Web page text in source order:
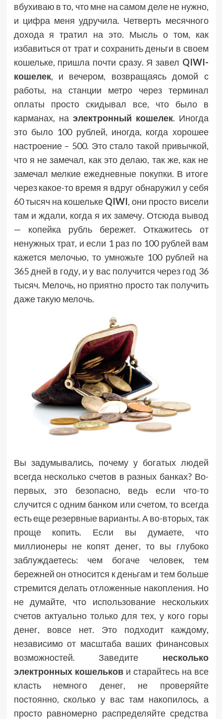
вбухиваю в то, что мне на самом деле не нужно,
и цифра меня удручила. Четверть месячного
дохода я тратил на это. Мысль о том, как
избавиться от трат и сохранить деньги в своем
кошельке, пришла почти сразу. Я завел QIWI-
кошелек, и вечером, возвращаясь домой с
работы, на станции метро через терминал
оплаты просто скидывал все, что было в
карманах, на электронный кошелек. Иногда
это было 100 рублей, иногда, когда хорошее
настроение – 500. Это стало такой привычкой,
что я не замечал, как это делаю, так же, как не
замечал мелкие ежедневные покупки. В итоге
через какое-то время я вдруг обнаружил у себя
60 тысяч на кошельке QIWI, они просто висели
там и ждали, когда я их замечу. Отсюда вывод
— копейка рубль бережет. Откажитесь от
ненужных трат, и если 1 раз по 100 рублей вам
кажется мелочью, то умножьте 100 рублей на
365 дней в году, и у вас получится через год 36
тысяч. Мелочь, но приятно просто так получить
даже такую мелочь.
Вы задумывались, почему у богатых людей
всегда несколько счетов в разных банках? Во-
первых, это безопасно, ведь если что-то
случится с одним банком или счетом, то всегда
есть еще резервные варианты. А во-вторых, так
проще копить. Если вы думаете, что
миллионеры не копят денег, то вы глубоко
заблуждаетесь: чем богаче человек, тем
бережней он относится к деньгам и тем больше
стремится делать отложенные накопления. Но
не думайте, что использование нескольких
счетов актуально только для тех, у кого горы
денег, вовсе нет. Это подходит каждому,
независимо от масштаба ваших финансовых
возможностей. Заведите несколько
электронных кошелькови старайтесь на все
класть немного денег, не проверяйте
постоянно, сколько у вас там накопилось, а
просто равномерно распределяйте средства